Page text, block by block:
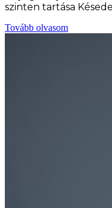
szinten tartása
Tovább olvasom